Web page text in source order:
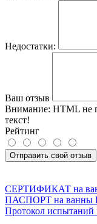
Недостатки:
Ваш отзыв
Внимание: HTML не
текст!
Рейтинг
Отправить свой отзыв
СЕРТИФИКАТ на
ПАСПОРТ на ванны
Протокол